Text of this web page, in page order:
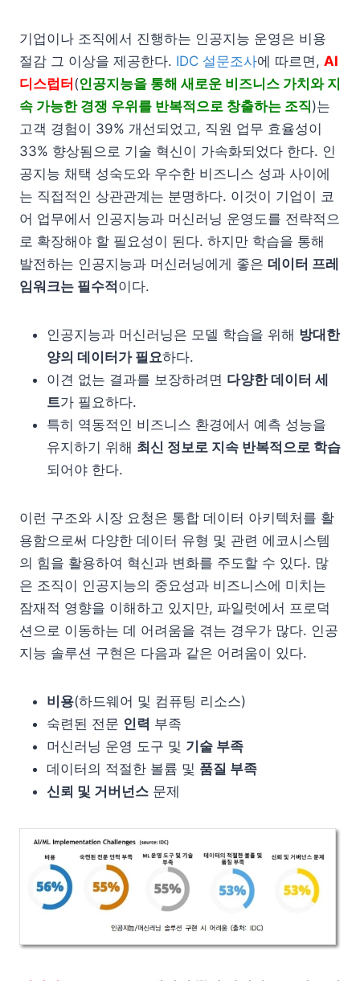
기업이나 조직에서 진행하는 인공지능 운영은 비용
절감 그 이상을 제공한다. IDC 설문조사에 따르면, AI
디스럽터 (인공지능을 통해 새로운 비즈니스 가치와 지
속 가능한 경쟁 우위를 반복적으로 창출하는 조직)는
고객 경험이 39% 개선되었고, 직원 업무 효율성이
33% 향상됨으로 기술 혁신이 가속화되었다 한다. 인
공지능 채택 성숙도와 우수한 비즈니스 성과 사이에
는 직접적인 상관관계는 분명하다. 이것이 기업이 코
어 업무에서 인공지능과 머신러닝 운영도를 전략적으
로 확장해야 할 필요성이 된다. 하지만 학습을 통해
발전하는 인공지능과 머신러닝에게 좋은 데이터 프레
임워크는 필수적 이다.
인공지능과 머신러닝은 모델 학습을 위해 방대한
양의 데이터가 필요하다.
이견 없는 결과를 보장하려면 다양한 데이터 세
트가 필요하다.
특히 역동적인 비즈니스 환경에서 예측 성능을
유지하기 위해 최신 정보로 지속 반복적으로 학습
되어야 한다.
이런 구조와 시장 요청은 통합 데이터 아키텍처를 활
용함으로써 다양한 데이터 유형 및 관련 에코시스템
의 힘을 활용하여 혁신과 변화를 주도할 수 있다. 많
은 조직이 인공지능의 중요성과 비즈니스에 미치는
잠재적 영향을 이해하고 있지만, 파일럿에서 프로덕
션으로 이동하는 데 어려움을 겪는 경우가 많다. 인공
지능 솔루션 구현은 다음과 같은 어려움이 있다.
비용(하드웨어 및 컴퓨팅 리소스)
숙련된 전문 인력 부족
머신러닝 운영 도구 및 기술 부족
데이터의 적절한 볼륨 및 품질 부족
신뢰 및 거버넌스 문제